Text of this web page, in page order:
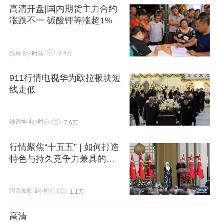
高清开盘|国内期货主力合约
涨跌不一 碳酸锂等涨超1%
陈林 8小时前 2.4万
911行情电视华为欧拉板块短
线走低
钱远坤 4小时前 7.6万
行情聚焦“十五五” | 如何打造
特色与持久竞争力兼具的产
阿克加勒 2小时前 1.1万
高清